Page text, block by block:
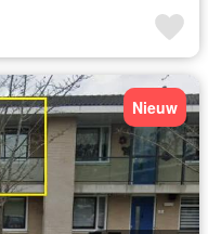
Nieuw